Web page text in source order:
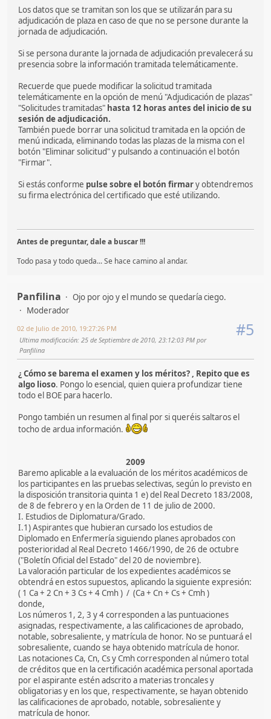
Los datos que se tramitan son los que se utilizarán para su
adjudicación de plaza en caso de que no se persone durante la
jornada de adjudicación.
Si se persona durante la jornada de adjudicación prevalecerá su
presencia sobre la información tramitada telemáticamente.
Recuerde que puede modificar la solicitud tramitada
telemáticamente en la opción de menú "Adjudicación de plazas"
"Solicitudes tramitadas" hasta 12 horas antes del inicio de su
sesión de adjudicación.
También puede borrar una solicitud tramitada en la opción de
menú indicada, eliminando todas las plazas de la misma con el
botón "Eliminar solicitud" y pulsando a continuación el botón
"Firmar".
Si estás conforme pulse sobre el botón firmary obtendremos
su firma electrónica del certificado que esté utilizando.
Antes de preguntar, dale a buscar !!!
Todo pasa y todo queda... Se hace camino al andar.
Panfilina
Ojo por ojo y el mundo se quedaría ciego.
Moderador
#5
02 de Julio de 2010, 19:27:26 PM
Ultima modificación: 25 de Septiembre de 2010, 23:12:03 PM por
Panfilina
¿ Cómo se barema el examen y los méritos? , Repito que es
algo lioso. Pongo lo esencial, quien quiera profundizar tiene
todo el BOE para hacerlo.
Pongo también un resumen al final por si queréis saltaros el
tocho de ardua información.
2009
Baremo aplicable a la evaluación de los méritos académicos de
los participantes en las pruebas selectivas, según lo previsto en
la disposición transitoria quinta 1 e) del Real Decreto 183/2008,
de 8 de febrero y en la Orden de 11 de julio de 2000.
I. Estudios de Diplomatura/Grado.
I.1) Aspirantes que hubieran cursado los estudios de
Diplomado en Enfermería siguiendo planes aprobados con
posterioridad al Real Decreto 1466/1990, de 26 de octubre
("Boletín Oficial del Estado" del 20 de noviembre).
La valoración particular de los expedientes académicos se
obtendrá en estos supuestos, aplicando la siguiente expresión:
( 1 Ca + 2 Cn + 3 Cs + 4 Cmh ) / (Ca + Cn + Cs + Cmh )
donde,
Los números 1, 2, 3 y 4 corresponden a las puntuaciones
asignadas, respectivamente, a las calificaciones de aprobado,
notable, sobresaliente, y matrícula de honor. No se puntuará el
sobresaliente, cuando se haya obtenido matrícula de honor.
Las notaciones Ca, Cn, Cs y Cmh corresponden al número total
de créditos que en la certificación académica personal aportada
por el aspirante estén adscrito a materias troncales y
obligatorias y en los que, respectivamente, se hayan obtenido
las calificaciones de aprobado, notable, sobresaliente y
matrícula de honor.